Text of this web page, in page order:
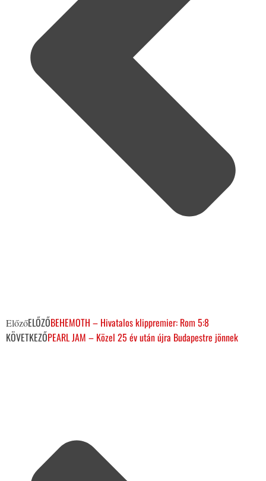
ElőzőELŐZŐBEHEMOTH – Hivatalos klippremier: Rom 5:8
KÖVETKEZŐPEARL JAM – Közel 25 év után újra Budapestre jönnek